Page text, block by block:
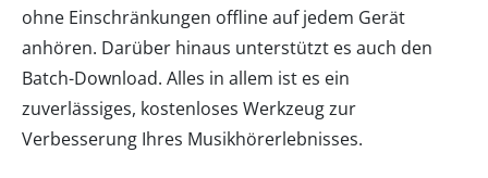
ohne Einschränkungen offline auf jedem Gerät
anhören. Darüber hinaus unterstützt es auch den
Batch-Download. Alles in allem ist es ein
zuverlässiges, kostenloses Werkzeug zur
Verbesserung Ihres Musikhörerlebnisses.